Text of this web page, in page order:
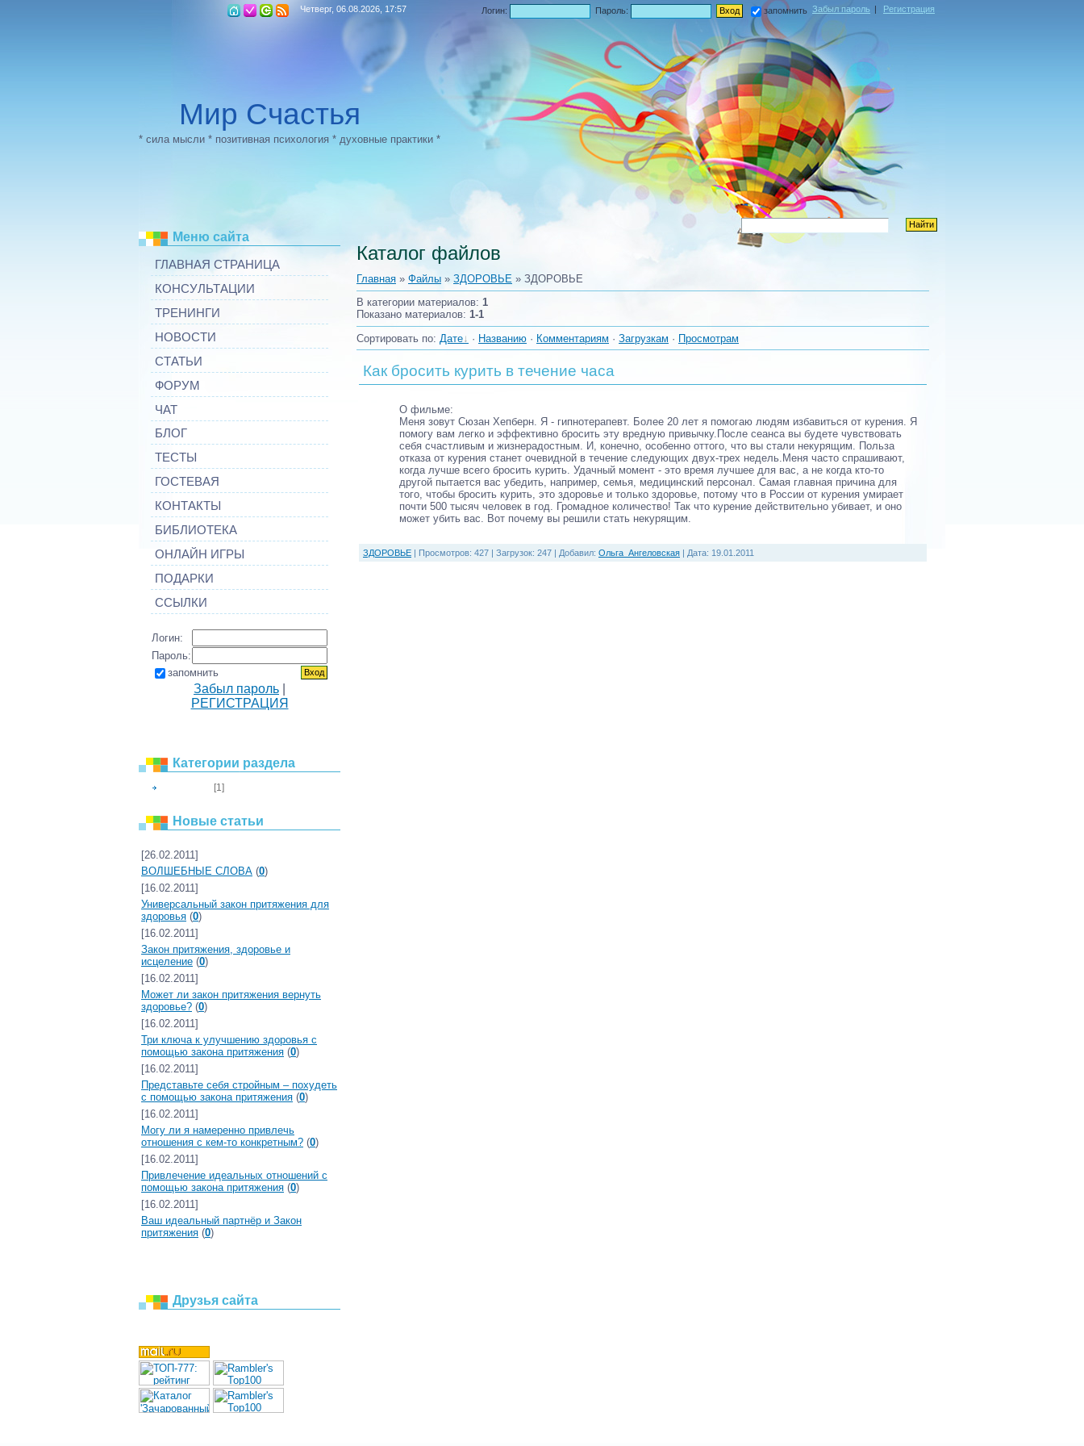
Четверг, 06.08.2026, 17:57
Мир Счастья
* сила мысли * позитивная психология * духовные практики *
Логин: Пароль: запомнить Забыл пароль | Регистрация
Меню сайта
ГЛАВНАЯ СТРАНИЦА
КОНСУЛЬТАЦИИ
ТРЕНИНГИ
НОВОСТИ
СТАТЬИ
ФОРУМ
ЧАТ
БЛОГ
ТЕСТЫ
ГОСТЕВАЯ
КОНТАКТЫ
БИБЛИОТЕКА
ОНЛАЙН ИГРЫ
ПОДАРКИ
ССЫЛКИ
Логин:
Пароль:
запомнить
Забыл пароль
РЕГИСТРАЦИЯ
Категории раздела
[1]
Новые статьи
[26.02.2011]
ВОЛШЕБНЫЕ СЛОВА (0)
[16.02.2011]
Универсальный закон притяжения для
здоровья (0)
[16.02.2011]
Закон притяжения, здоровье и
исцеление (0)
[16.02.2011]
Может ли закон притяжения вернуть
здоровье? (0)
[16.02.2011]
Три ключа к улучшению здоровья с
помощью закона притяжения (0)
[16.02.2011]
Представьте себя стройным – похудеть
с помощью закона притяжения (0)
[16.02.2011]
Могу ли я намеренно привлечь
отношения с кем-то конкретным? (0)
[16.02.2011]
Привлечение идеальных отношений с
помощью закона притяжения (0)
[16.02.2011]
Ваш идеальный партнёр и Закон
притяжения (0)
Друзья сайта
Каталог файлов
Главная » Файлы » ЗДОРОВЬЕ » ЗДОРОВЬЕ
В категории материалов: 1
Показано материалов: 1-1
Сортировать по: Дате · Названию · Комментариям · Загрузкам · Просмотрам
Как бросить курить в течение часа
О фильме:
Меня зовут Сюзан Хепберн. Я - гипнотерапевт. Более 20 лет я помогаю людям избавиться от курения. Я
помогу вам легко и эффективно бросить эту вредную привычку.После сеанса вы будете чувствовать
себя счастливым и жизнерадостным. И, конечно, особенно оттого, что вы стали некурящим. Польза
отказа от курения станет очевидной в течение следующих двух-трех недель.Меня часто спрашивают,
когда лучше всего бросить курить. Удачный момент - это время лучшее для вас, а не когда кто-то
другой пытается вас убедить, например, семья, медицинский персонал. Самая главная причина для
того, чтобы бросить курить, это здоровье и только здоровье, потому что в России от курения умирает
почти 500 тысяч человек в год. Громадное количество! Так что курение действительно убивает, и оно
может убить вас. Вот почему вы решили стать некурящим.
ЗДОРОВЬЕ | Просмотров: 427 | Загрузок: 247 | Добавил: Ольга_Ангеловская | Дата: 19.01.2011